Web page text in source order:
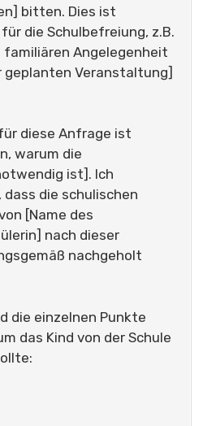
bitten. Dies ist
die Schulbefreiung, z.B.
familiären Angelegenheit
geplanten Veranstaltung]
diese Anfrage ist
warum die
ist]. Ich
dass die schulischen
[Name des
nach dieser
nachgeholt
die einzelnen Punkte
das Kind von der Schule